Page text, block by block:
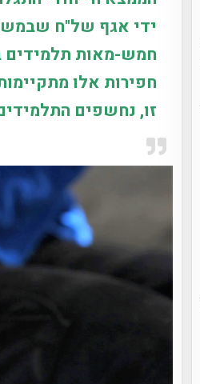
ידי אגף של"ח
חמש-מאות תלמידים
חפירות אלו
זו, נחשפים